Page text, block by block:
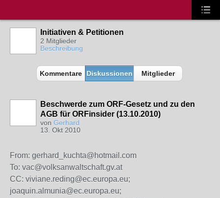
Initiativen & Petitionen
2 Mitglieder
Beschreibung
Kommentare Diskussionen Mitglieder
Beschwerde zum ORF-Gesetz und zu den
AGB für ORFinsider (13.10.2010)
von Gerhard
13. Okt 2010
From: gerhard_kuchta@hotmail.com
To: vac@volksanwaltschaft.gv.at
CC: viviane.reding@ec.europa.eu;
joaquin.almunia@ec.europa.eu;